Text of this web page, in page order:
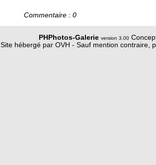
Commentaire : 0
PHPhotos-Galerie version 3.00
Site hébergé par OVH - Sauf mention contraire,